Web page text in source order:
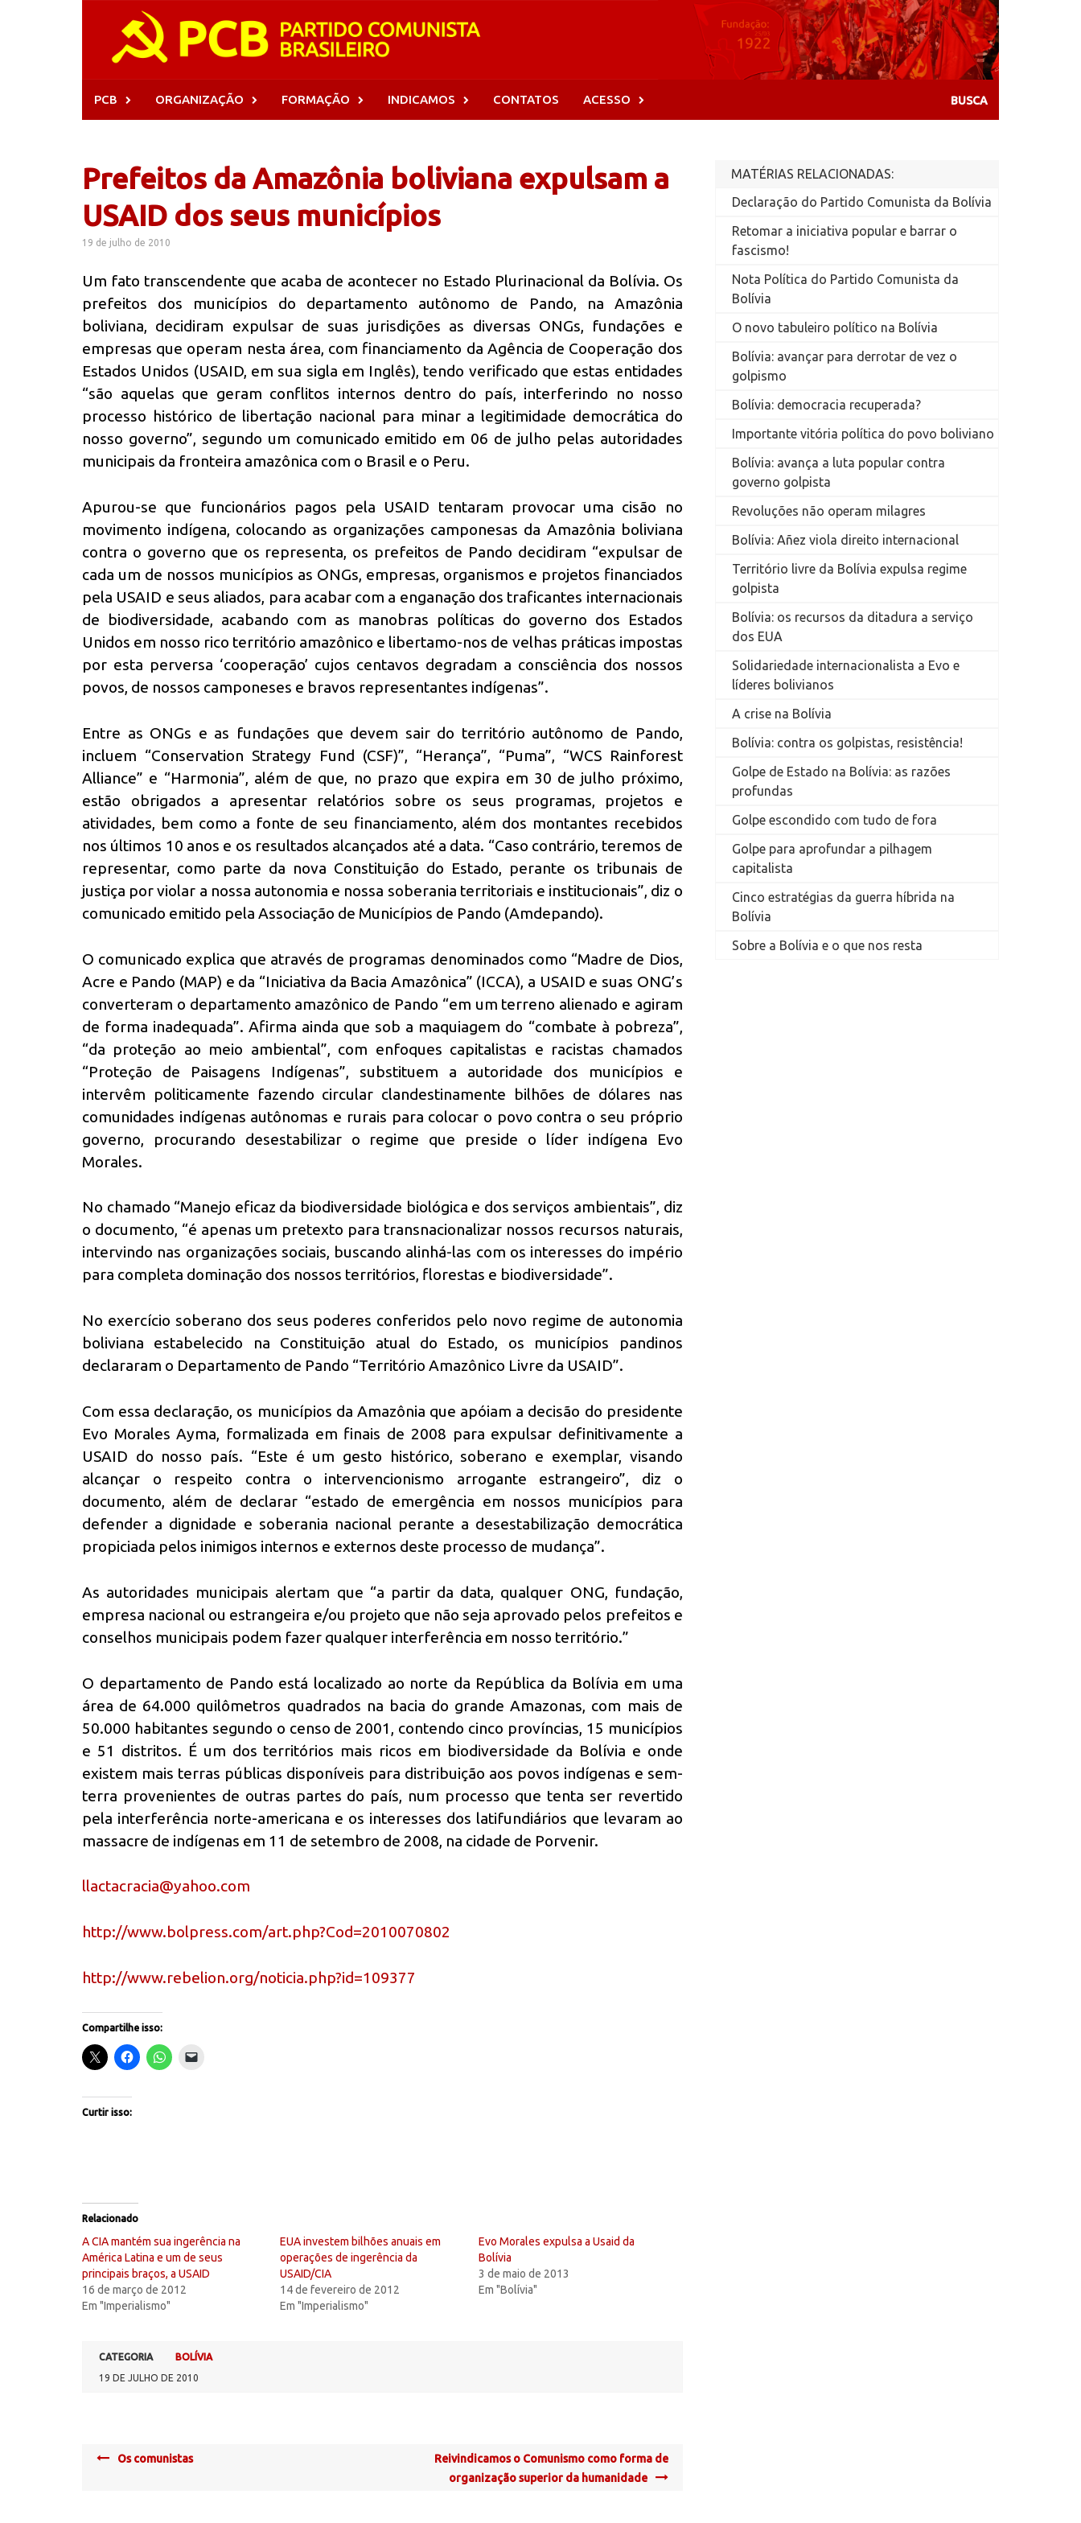
PCB ORGANIZAÇÃO FORMAÇÃO INDICAMOS CONTATOS ACESSO
Prefeitos da Amazônia boliviana expulsam a
USAID dos seus municípios
19 de julho de 2010
Um fato transcendente que acaba de acontecer no Estado Plurinacional da Bolívia. Os
prefeitos dos municípios do departamento autônomo de Pando, na Amazônia
boliviana, decidiram expulsar de suas jurisdições as diversas ONGs, fundações e
empresas que operam nesta área, com financiamento da Agência de Cooperação dos
Estados Unidos (USAID, em sua sigla em Inglês), tendo verificado que estas entidades
“são aquelas que geram conflitos internos dentro do país, interferindo no nosso
processo histórico de libertação nacional para minar a legitimidade democrática do
nosso governo”, segundo um comunicado emitido em 06 de julho pelas autoridades
municipais da fronteira amazônica com o Brasil e o Peru.
Apurou-se que funcionários pagos pela USAID tentaram provocar uma cisão no
movimento indígena, colocando as organizações camponesas da Amazônia boliviana
contra o governo que os representa, os prefeitos de Pando decidiram “expulsar de
cada um de nossos municípios as ONGs, empresas, organismos e projetos financiados
pela USAID e seus aliados, para acabar com a enganação dos traficantes internacionais
de biodiversidade, acabando com as manobras políticas do governo dos Estados
Unidos em nosso rico território amazônico e libertamo-nos de velhas práticas impostas
por esta perversa ‘cooperação’ cujos centavos degradam a consciência dos nossos
povos, de nossos camponeses e bravos representantes indígenas”.
Entre as ONGs e as fundações que devem sair do território autônomo de Pando,
incluem “Conservation Strategy Fund (CSF)”, “Herança”, “Puma”, “WCS Rainforest
Alliance” e “Harmonia”, além de que, no prazo que expira em 30 de julho próximo,
estão obrigados a apresentar relatórios sobre os seus programas, projetos e
atividades, bem como a fonte de seu financiamento, além dos montantes recebidos
nos últimos 10 anos e os resultados alcançados até a data. “Caso contrário, teremos de
representar, como parte da nova Constituição do Estado, perante os tribunais de
justiça por violar a nossa autonomia e nossa soberania territoriais e institucionais”, diz o
comunicado emitido pela Associação de Municípios de Pando (Amdepando).
O comunicado explica que através de programas denominados como “Madre de Dios,
Acre e Pando (MAP) e da “Iniciativa da Bacia Amazônica” (ICCA), a USAID e suas ONG’s
converteram o departamento amazônico de Pando “em um terreno alienado e agiram
de forma inadequada”. Afirma ainda que sob a maquiagem do “combate à pobreza”,
“da proteção ao meio ambiental”, com enfoques capitalistas e racistas chamados
“Proteção de Paisagens Indígenas”, substituem a autoridade dos municípios e
intervêm politicamente fazendo circular clandestinamente bilhões de dólares nas
comunidades indígenas autônomas e rurais para colocar o povo contra o seu próprio
governo, procurando desestabilizar o regime que preside o líder indígena Evo
Morales.
No chamado “Manejo eficaz da biodiversidade biológica e dos serviços ambientais”, diz
o documento, “é apenas um pretexto para transnacionalizar nossos recursos naturais,
intervindo nas organizações sociais, buscando alinhá-las com os interesses do império
para completa dominação dos nossos territórios, florestas e biodiversidade”.
No exercício soberano dos seus poderes conferidos pelo novo regime de autonomia
boliviana estabelecido na Constituição atual do Estado, os municípios pandinos
declararam o Departamento de Pando “Território Amazônico Livre da USAID”.
Com essa declaração, os municípios da Amazônia que apóiam a decisão do presidente
Evo Morales Ayma, formalizada em finais de 2008 para expulsar definitivamente a
USAID do nosso país. “Este é um gesto histórico, soberano e exemplar, visando
alcançar o respeito contra o intervencionismo arrogante estrangeiro”, diz o
documento, além de declarar “estado de emergência em nossos municípios para
defender a dignidade e soberania nacional perante a desestabilização democrática
propiciada pelos inimigos internos e externos deste processo de mudança”.
As autoridades municipais alertam que “a partir da data, qualquer ONG, fundação,
empresa nacional ou estrangeira e/ou projeto que não seja aprovado pelos prefeitos e
conselhos municipais podem fazer qualquer interferência em nosso território.”
O departamento de Pando está localizado ao norte da República da Bolívia em uma
área de 64.000 quilômetros quadrados na bacia do grande Amazonas, com mais de
50.000 habitantes segundo o censo de 2001, contendo cinco províncias, 15 municípios
e 51 distritos. É um dos territórios mais ricos em biodiversidade da Bolívia e onde
existem mais terras públicas disponíveis para distribuição aos povos indígenas e sem-
terra provenientes de outras partes do país, num processo que tenta ser revertido
pela interferência norte-americana e os interesses dos latifundiários que levaram ao
massacre de indígenas em 11 de setembro de 2008, na cidade de Porvenir.
llactacracia@yahoo.com
http://www.bolpress.com/art.php?Cod=2010070802
http://www.rebelion.org/noticia.php?id=109377
Compartilhe isso:
Curtir isso:
Relacionado
A CIA mantém sua ingerência na
América Latina e um de seus
principais braços, a USAID
16 de março de 2012
Em "Imperialismo"
EUA investem bilhões anuais em
operações de ingerência da
USAID/CIA
14 de fevereiro de 2012
Em "Imperialismo"
Evo Morales expulsa a Usaid da
Bolívia
3 de maio de 2013
Em "Bolívia"
CATEGORIA
BOLÍVIA
19 DE JULHO DE 2010
PostOs comunistas
Reivindicamos o Comunismo como forma de
organização superior da humanidade
MATÉRIAS RELACIONADAS:
Declaração do Partido Comunista da Bolívia
Retomar a iniciativa popular e barrar o
fascismo!
Nota Política do Partido Comunista da
Bolívia
O novo tabuleiro político na Bolívia
Bolívia: avançar para derrotar de vez o
golpismo
Bolívia: democracia recuperada?
Importante vitória política do povo boliviano
Bolívia: avança a luta popular contra
governo golpista
Revoluções não operam milagres
Bolívia: Añez viola direito internacional
Território livre da Bolívia expulsa regime
golpista
Bolívia: os recursos da ditadura a serviço
dos EUA
Solidariedade internacionalista a Evo e
líderes bolivianos
A crise na Bolívia
Bolívia: contra os golpistas, resistência!
Golpe de Estado na Bolívia: as razões
profundas
Golpe escondido com tudo de fora
Golpe para aprofundar a pilhagem
capitalista
Cinco estratégias da guerra híbrida na
Bolívia
Sobre a Bolívia e o que nos resta